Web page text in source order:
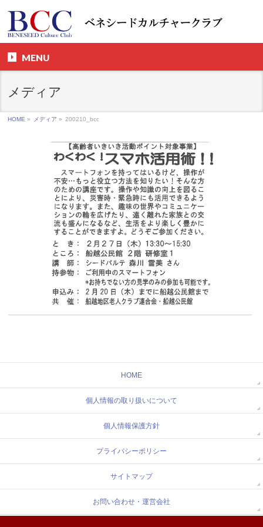
MENU
メディア
HOME » メディア » 200210_bcc
HOME
個人情報の取り扱いについて
個人情報保護方針
プライバシーポリシー
サイトマップ
お問い合わせ・運営会社